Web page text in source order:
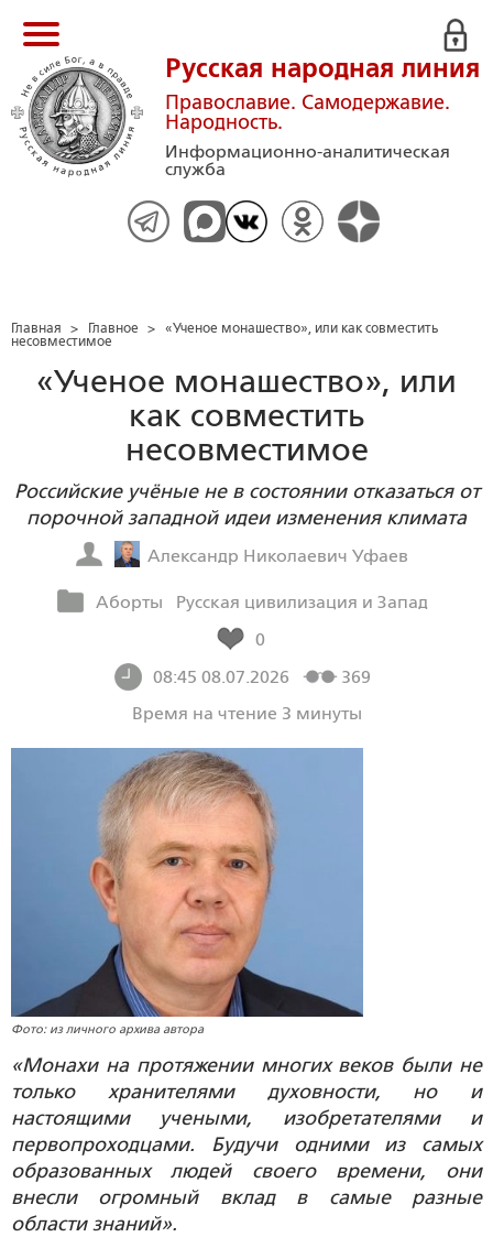
Русская народная линия
Православие. Самодержавие.
Народность.
Информационно-аналитическая
служба
Главная > Главное > «Ученое монашество», или как совместить
несовместимое
«Ученое монашество», или
как совместить
несовместимое
Российские учёные не в состоянии отказаться от
порочной западной идеи изменения климата
Александр Николаевич Уфаев
Аборты
Русская цивилизация и Запад
0
08:45 08.07.2026
369
Время на чтение 3 минуты
Фото: из личного архива автора
«Монахи на протяжении многих веков были не
только хранителями духовности, но и
настоящими учеными, изобретателями и
первопроходцами. Будучи одними из самых
образованных людей своего времени, они
внесли огромный вклад в самые разные
области знаний».